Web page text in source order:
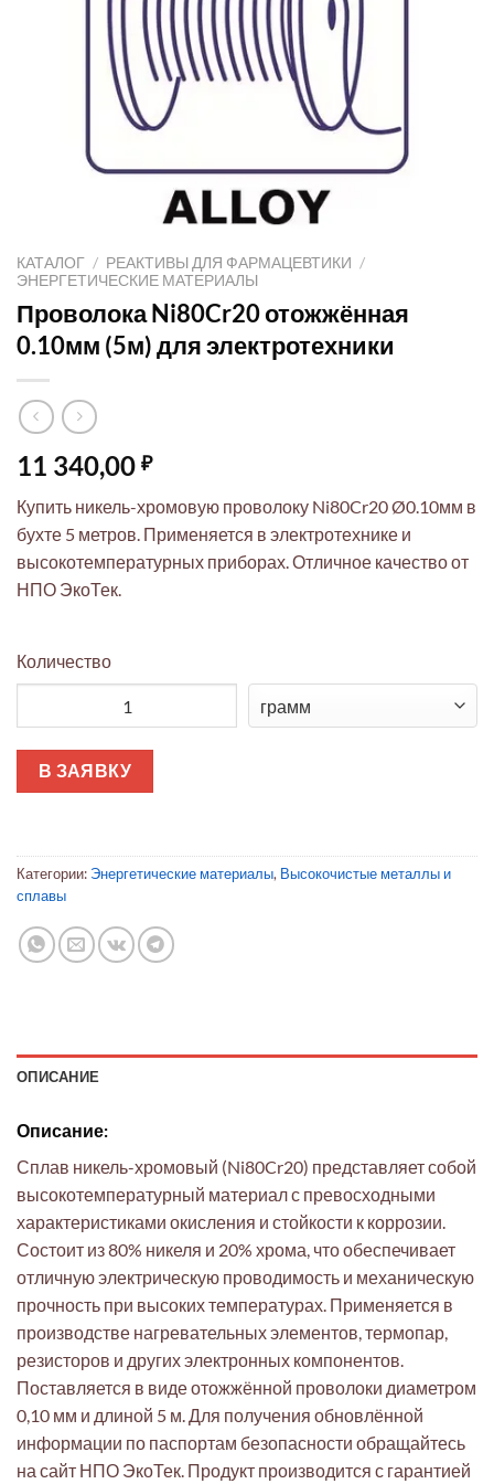
КАТАЛОГ / РЕАКТИВЫ ДЛЯ ФАРМАЦЕВТИКИ /
ЭНЕРГЕТИЧЕСКИЕ МАТЕРИАЛЫ
Проволока Ni80Cr20 отожжённая
0.10мм (5м) для электротехники
11 340,00 ₽
Купить никель-хромовую проволоку Ni80Cr20 Ø0.10мм в
бухте 5 метров. Применяется в электротехнике и
высокотемпературных приборах. Отличное качество от
НПО ЭкоТек.
Количество
В ЗАЯВКУ
Категории: Энергетические материалы, Высокочистые металлы и
сплавы
ОПИСАНИЕ
Описание:
Сплав никель-хромовый (Ni80Cr20) представляет собой
высокотемпературный материал с превосходными
характеристиками окисления и стойкости к коррозии.
Состоит из 80% никеля и 20% хрома, что обеспечивает
отличную электрическую проводимость и механическую
прочность при высоких температурах. Применяется в
производстве нагревательных элементов, термопар,
резисторов и других электронных компонентов.
Поставляется в виде отожжённой проволоки диаметром
0,10 мм и длиной 5 м. Для получения обновлённой
информации по паспортам безопасности обращайтесь
на сайт НПО ЭкоТек. Продукт производится с гарантией